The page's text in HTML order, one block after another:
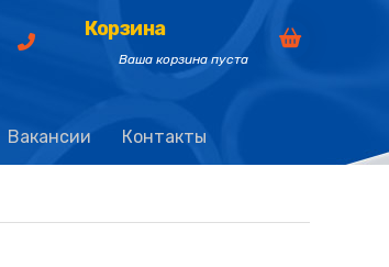
Корзина
Ваша корзина пуста
Вакансии Контакты